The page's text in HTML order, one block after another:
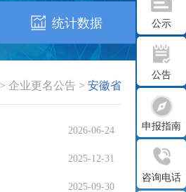
统计数据 公示
公告
申报指南
咨询电话
> 企业更名公告 > 安徽省
2026-06-24
2025-12-31
2025-09-30